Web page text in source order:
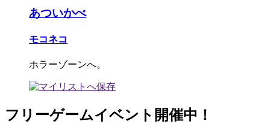
あついかべ
モコネコ
ホラーゾーンへ。
フリーゲームイベント開催中！